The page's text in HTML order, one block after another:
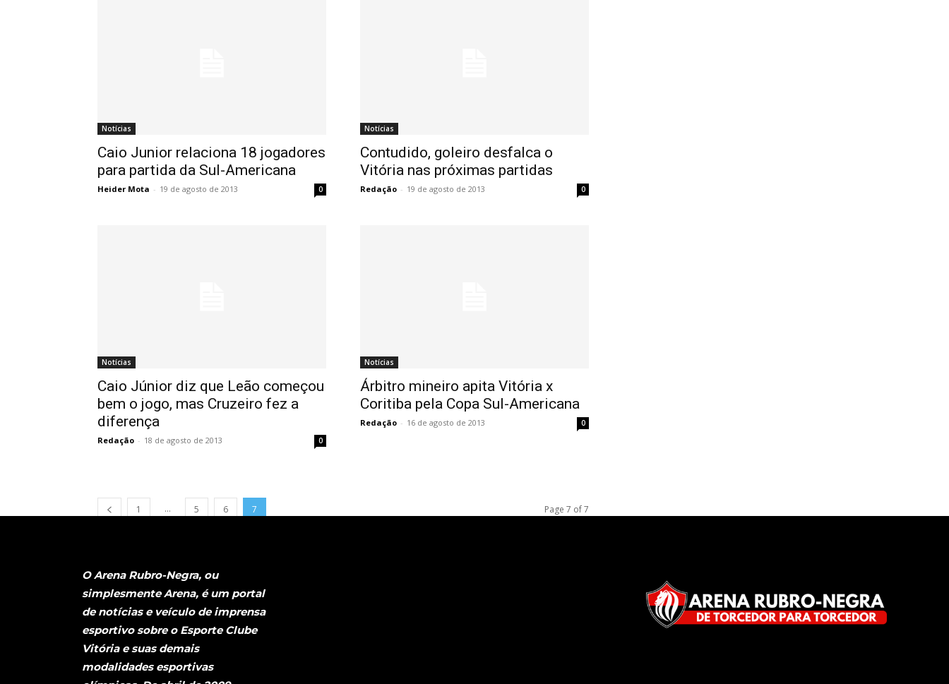
Notícias
Caio Junior relaciona 18 jogadores
para partida da Sul-Americana
Heider Mota - 19 de agosto de 2013 0
Notícias
Contudido, goleiro desfalca o
Vitória nas próximas partidas
Redação - 19 de agosto de 2013 0
Notícias
Caio Júnior diz que Leão começou
bem o jogo, mas Cruzeiro fez a
diferença
Redação - 18 de agosto de 2013 0
Notícias
Árbitro mineiro apita Vitória x
Coritiba pela Copa Sul-Americana
Redação - 16 de agosto de 2013 0
1 ... 5 6 7 Page 7 of 7
O Arena Rubro-Negra, ou
simplesmente Arena, é um portal
de notícias e veículo de imprensa
esportivo sobre o Esporte Clube
Vitória e suas demais
modalidades esportivas